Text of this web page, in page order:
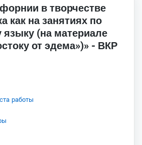
в творчестве
как на занятиях по
языку (на материале
от эдема»)» - ВКР
работы